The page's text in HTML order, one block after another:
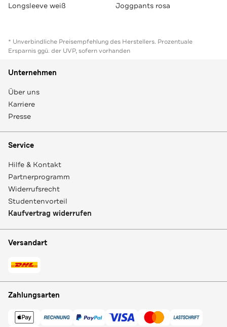
Longsleeve weiß Joggpants rosa
* Unverbindliche Preisempfehlung des Herstellers. Prozentuale
Ersparnis ggü. der UVP, sofern vorhanden
Unternehmen
Über uns
Karriere
Presse
Service
Hilfe & Kontakt
Partnerprogramm
Widerrufsrecht
Studentenvorteil
Kaufvertrag widerrufen
Versandart
Zahlungsarten